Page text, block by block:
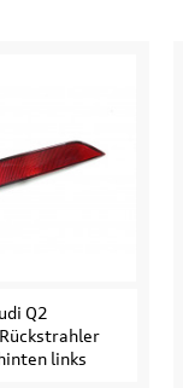
Q2
links